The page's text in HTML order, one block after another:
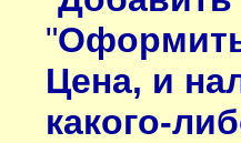
"
Цена, и
какого-